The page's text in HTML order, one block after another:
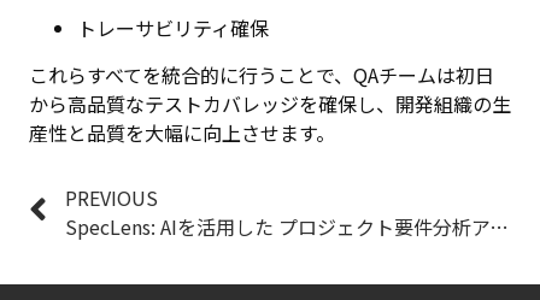
トレーサビリティ確保
これらすべてを統合的に行うことで、QAチームは初日
から高品質なテストカバレッジを確保し、開発組織の生
産性と品質を大幅に向上させます。
PREVIOUS
SpecLens: AIを活用した プロジェクト要件分析アシスタント